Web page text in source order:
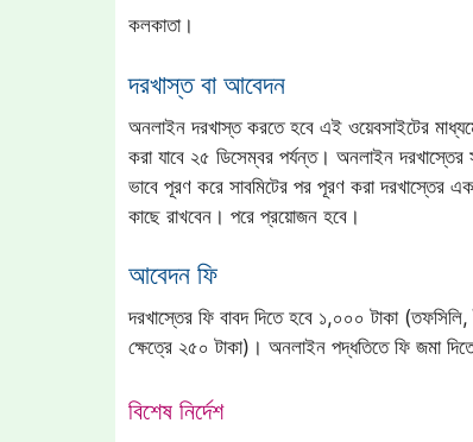
কলকাতা।
দরখাস্ত বা আবেদন
অনলাইন দরখাস্ত করতে হবে এই ওয়েবসাইটের
করা যাবে ২৫ ডিসেম্বর পর্যন্ত। অনলাইন
ভাবে পূরণ করে সাবমিটের পর পূরণ করা দরখাস্তের
কাছে রাখবেন। পরে প্রয়োজন হবে।
আবেদন ফি
দরখাস্তের ফি বাবদ দিতে হবে ১,০০০ টাকা (তফসিলি,
ক্ষেত্রে ২৫০ টাকা)। অনলাইন পদ্ধতিতে ফি জমা
বিশেষ নির্দেশ